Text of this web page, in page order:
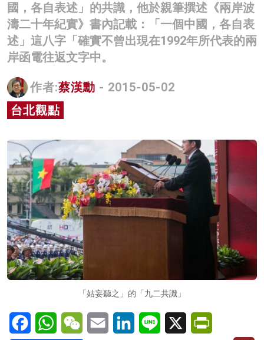
科技
影片
名家榜
灼見活動
關於我們
國，各自表述」的共識，他於親筆撰述《兩岸波
濤二十年紀實》書內記載：「一個中國，各自表
述」這八字「確實不曾出現在1992年所代表的兩
岸函電往返文字中。
作者:蔡漢勳 - 2015-05-02
台北觀點
「姑妄聽之」的「九二共識」
FacebookWhatsAppWeChatEmail LinkedInLine X